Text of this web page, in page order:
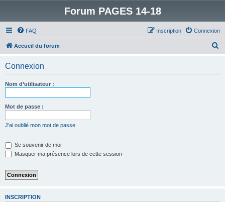
Forum PAGES 14-18
FAQ Connexion
Inscription
Accueil du forum
Connexion
Nom d’utilisateur :
Mot de passe :
J’ai oublié mon mot de passe
Se souvenir de moi
Masquer ma présence lors de cette session
INSCRIPTION